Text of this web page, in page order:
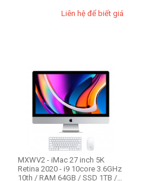
Liên hệ để biết giá
MXWV2 - iMac 27 inch 5K
Retina 2020 - i9 10core 3.6GHz
10th / RAM 64GB / SSD 1TB /